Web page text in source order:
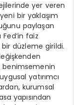
yer veren
bir yaklaşım
paylaşan
faiz
düzleme girildi.
yatırımcı
kurumsal
yapısından